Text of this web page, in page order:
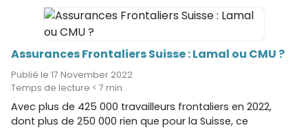
Assurances Frontaliers Suisse : Lamal ou CMU ?
Publié le 17 November 2022
Temps de lecture < 7 min.
Avec plus de 425 000 travailleurs frontaliers en 2022,
dont plus de 250 000 rien que pour la Suisse, ce